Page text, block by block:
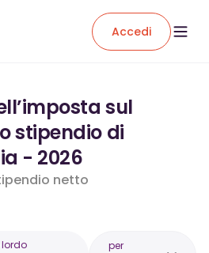
Accedi
sul
stipendio di
- 2026
netto
lordo per